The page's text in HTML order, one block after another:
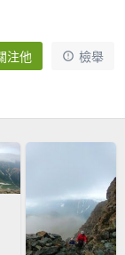
注他 檢舉